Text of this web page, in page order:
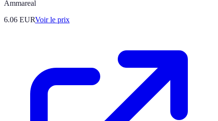
Ammareal
6.06 EURVoir le prix